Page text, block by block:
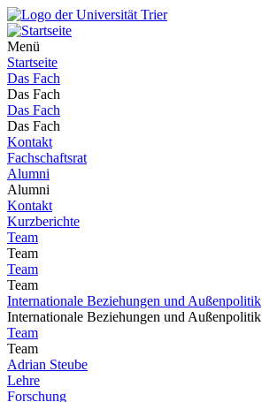
Menü
Startseite
Das Fach
Das Fach
Das Fach
Das Fach
Kontakt
Fachschaftsrat
Alumni
Alumni
Kontakt
Kurzberichte
Team
Team
Team
Team
Internationale Beziehungen und Außenpolitik
Internationale Beziehungen und Außenpolitik
Team
Team
Adrian Steube
Lehre
Forschung